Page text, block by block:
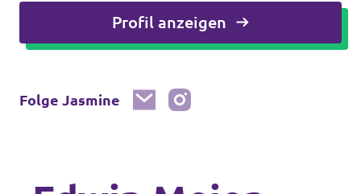
Profil anzeigen
Folge Jasmine